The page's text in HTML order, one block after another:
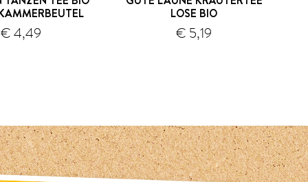
€ 4,49Versand
LOSE BIO
€ 5,19Versand